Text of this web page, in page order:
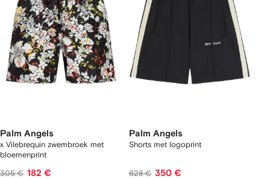
Palm Angels
x Vilebrequin zwembroek met
bloemenprint
305 € 182 €
Palm Angels
Shorts met logoprint
628 € 350 €